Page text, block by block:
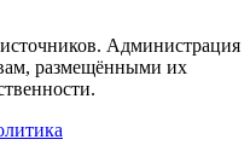
Администрация
размещёнными их